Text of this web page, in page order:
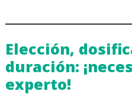
Elección,
duración:
experto!